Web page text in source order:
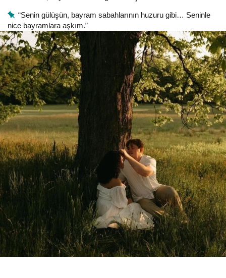
“Senin gülüşün, bayram sabahlarının huzuru gibi… Seninle
nice bayramlara aşkım.”